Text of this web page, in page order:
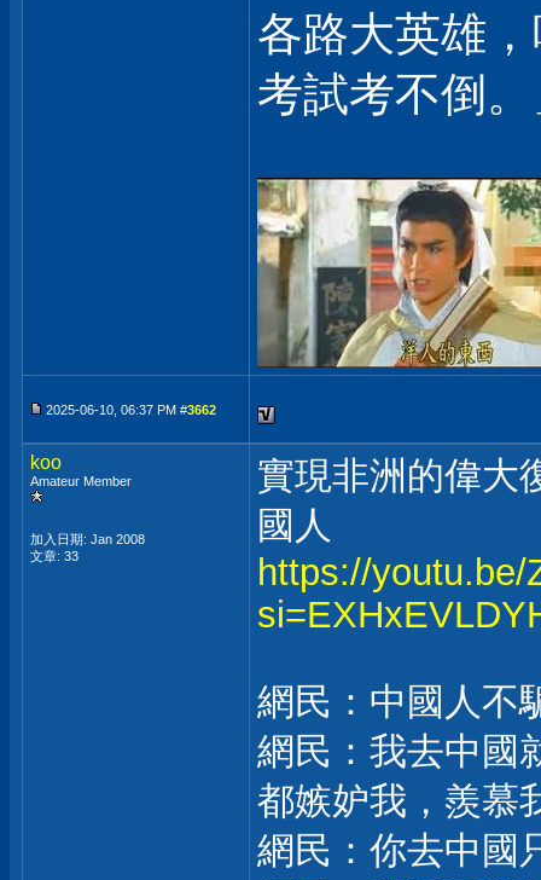
各路大英雄
考試考不倒
2025-06-10, 06:37 PM #3662
koo
Amateur Member
加入日期: Jan 2008
文章: 33
實現非洲的偉大
國人
https://youtu.be/
網民：中國人不
網民：我去中國
都嫉妒我，羨慕
網民：你去中國